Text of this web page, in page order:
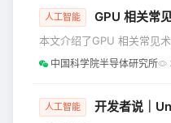
然而，其底层物理载体的连
差异，使系统演化过程易受
均匀、噪声累积和性能漂移
限。 近日，中国科学院半
人工智能 GPU 相关常
本文介绍了GPU 相关常见
个熟练工人；CUDA 像管
就越高。 你可以把 GPU 理
中国科学院半导体研究所
人工智能 开发者说｜Uni3R：探索统一3D表征，